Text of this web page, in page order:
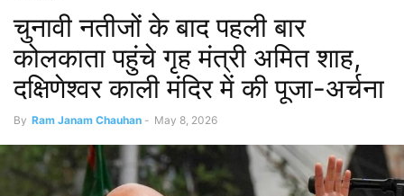
चुनावी नतीजों के बाद पहली बार
कोलकाता पहुंचे गृह मंत्री अमित शाह,
दक्षिणेश्वर काली मंदिर में की पूजा-अर्चना
By Ram Janam Chauhan - May 8, 2026